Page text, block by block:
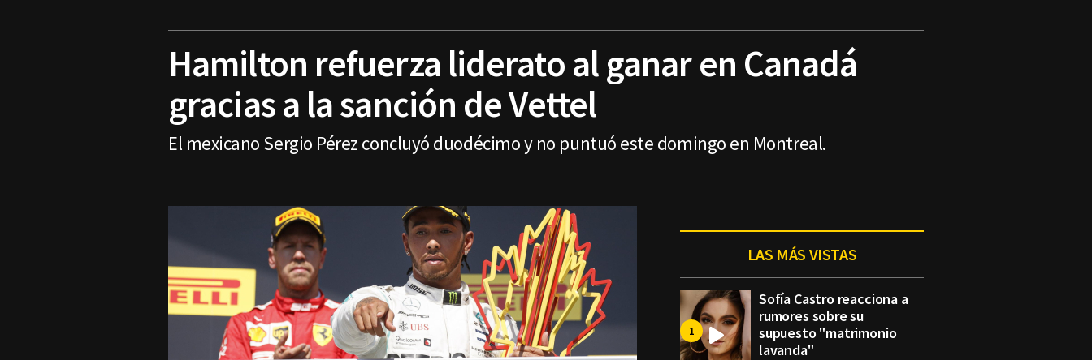
Hamilton refuerza liderato al ganar en Canadá
gracias a la sanción de Vettel
El mexicano Sergio Pérez concluyó duodécimo y no puntuó este domingo en Montreal.
LAS MÁS VISTAS
Sofía Castro reacciona a
rumores sobre su
supuesto "matrimonio
lavanda"